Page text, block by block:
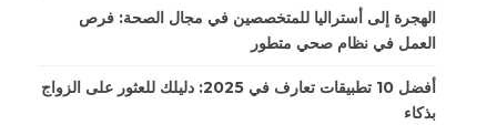
الهجرة إلى أستراليا للمتخصصين في مجال الصحة: فرص
العمل في نظام صحي متطور
أفضل 10 تطبيقات تعارف في 2025: دليلك للعثور على الزواج
بذكاء